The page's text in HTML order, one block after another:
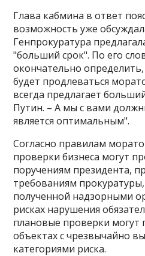
Глава кабмина в ответ
возможность уже
Генпрокуратура
"больший срок". По его
окончательно
будет продлеваться
всегда предлагает
Путин. – А мы с вами
является оптимальным".
Согласно правилам
проверки бизнеса могут
поручениям президента,
требованиям
полученной надзорными
рисках нарушения
плановые проверки могут
объектах с чрезвычайно
категориями риска.